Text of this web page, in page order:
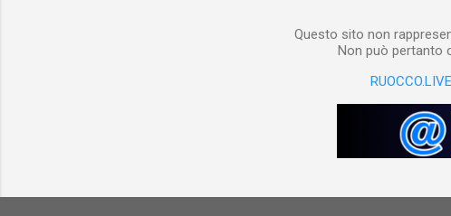
Questo sito non
Non può pertanto
RUOCCO.LIVE